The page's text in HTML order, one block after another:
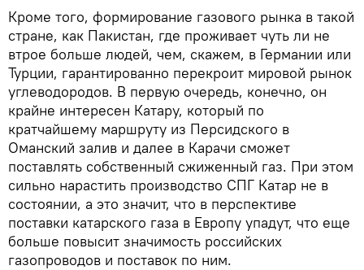
Кроме того, формирование газового рынка в такой
стране, как Пакистан, где проживает чуть ли не
втрое больше людей, чем, скажем, в Германии или
Турции, гарантированно перекроит мировой рынок
углеводородов. В первую очередь, конечно, он
крайне интересен Катару, который по
кратчайшему маршруту из Персидского в
Оманский залив и далее в Карачи сможет
поставлять собственный сжиженный газ. При этом
сильно нарастить производство СПГ Катар не в
состоянии, а это значит, что в перспективе
поставки катарского газа в Европу упадут, что еще
больше повысит значимость российских
газопроводов и поставок по ним.